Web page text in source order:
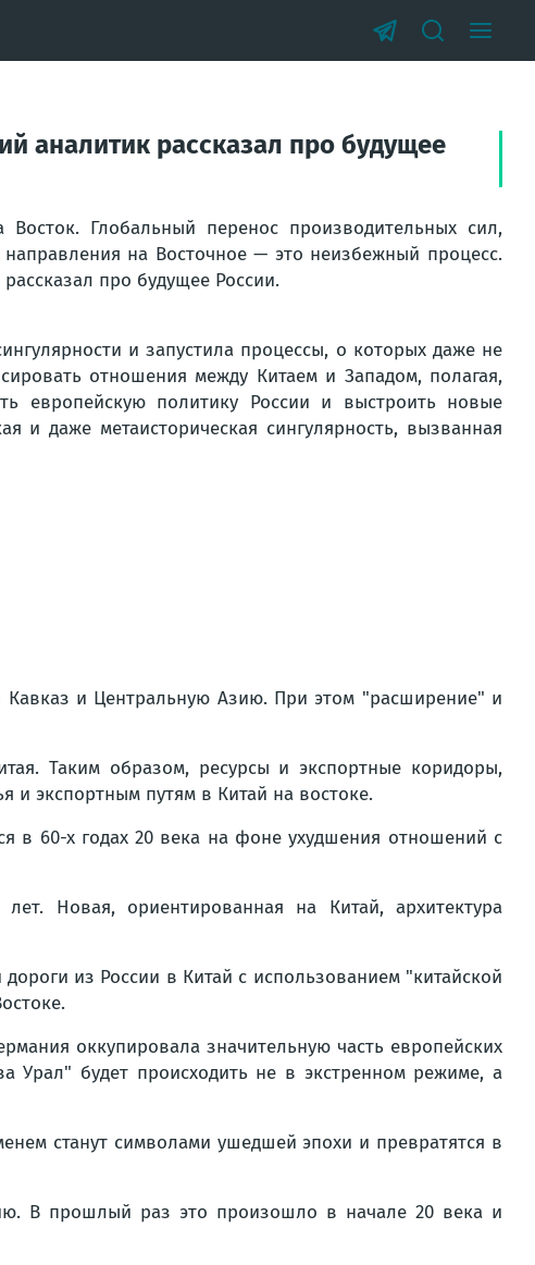
аналитик рассказал про будущее
Восток. Глобальный перенос производительных сил,
на Восточное — это неизбежный процесс.
про будущее России.
и запустила процессы, о которых даже не
отношения между Китаем и Западом, полагая,
европейскую политику России и выстроить новые
и даже метаисторическая сингулярность, вызванная
Кавказ и Центральную Азию. При этом "расширение" и
Таким образом, ресурсы и экспортные коридоры,
и экспортным путям в Китай на востоке.
в 60-х годах 20 века на фоне ухудшения отношений с
Новая, ориентированная на Китай, архитектура
из России в Китай с использованием "китайской
оккупировала значительную часть европейских
Урал" будет происходить не в экстренном режиме, а
станут символами ушедшей эпохи и превратятся в
В прошлый раз это произошло в начале 20 века и